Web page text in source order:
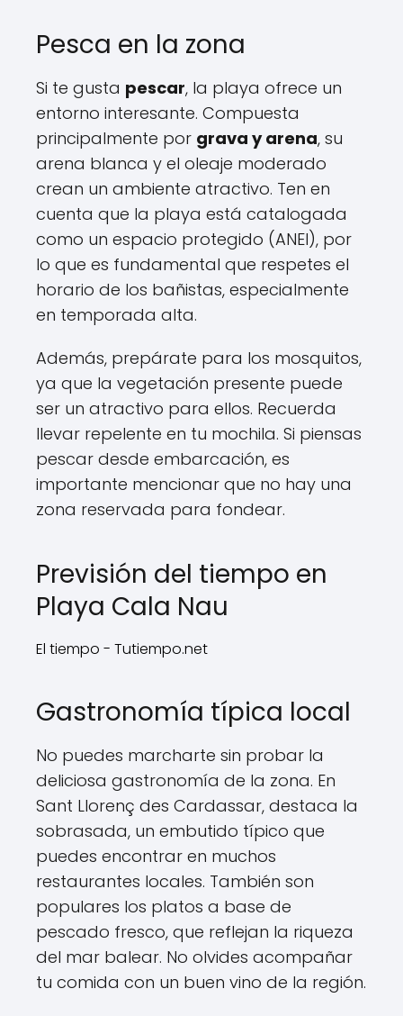
Pesca en la zona
Si te gusta pescar, la playa ofrece un
entorno interesante. Compuesta
principalmente por grava y arena, su
arena blanca y el oleaje moderado
crean un ambiente atractivo. Ten en
cuenta que la playa está catalogada
como un espacio protegido (ANEI), por
lo que es fundamental que respetes el
horario de los bañistas, especialmente
en temporada alta.
Además, prepárate para los mosquitos,
ya que la vegetación presente puede
ser un atractivo para ellos. Recuerda
llevar repelente en tu mochila. Si piensas
pescar desde embarcación, es
importante mencionar que no hay una
zona reservada para fondear.
Previsión del tiempo en
Playa Cala Nau
El tiempo - Tutiempo.net
Gastronomía típica local
No puedes marcharte sin probar la
deliciosa gastronomía de la zona. En
Sant Llorenç des Cardassar, destaca la
sobrasada, un embutido típico que
puedes encontrar en muchos
restaurantes locales. También son
populares los platos a base de
pescado fresco, que reflejan la riqueza
del mar balear. No olvides acompañar
tu comida con un buen vino de la región.